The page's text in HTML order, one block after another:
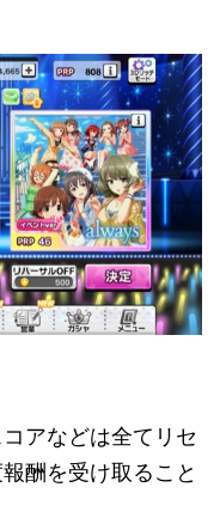
アなどは全てリセ
酬を受け取ること